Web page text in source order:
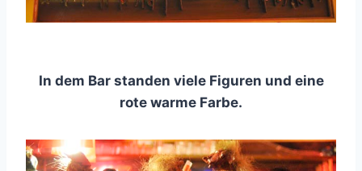
In dem Bar standen viele Figuren und eine
rote warme Farbe.